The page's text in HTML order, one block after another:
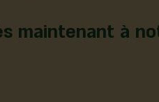
maintenant à